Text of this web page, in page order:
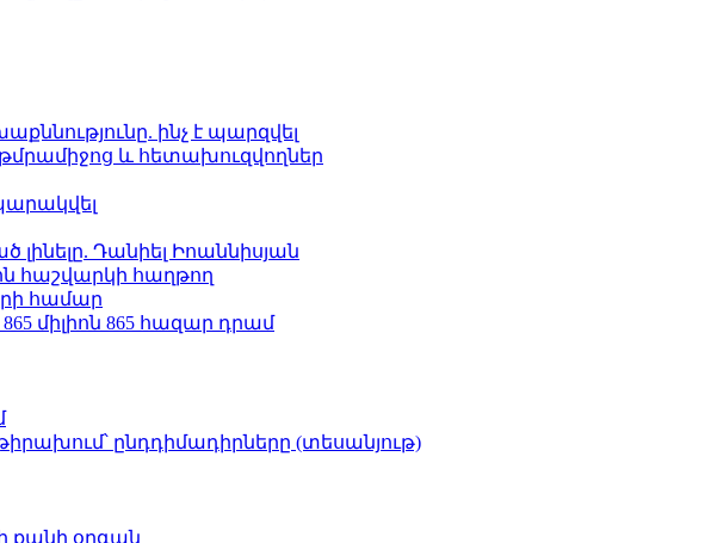
ինչ է պարզվել
թմրամիջոց և հետախուզվողներ
Դանիել Իոաննիսյան
հաշվարկի հաղթող
համար
միլիոն 865 հազար դրամ
ընդդիմադիրները (տեսանյութ)
քանի օրգան